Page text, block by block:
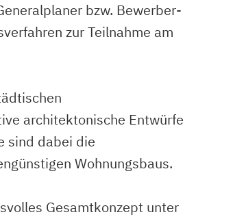
bzw. Bewerber-
zur Teilnahme am
architektonische Entwürfe
sind dabei die
Wohnungsbaus.
Gesamtkonzept unter